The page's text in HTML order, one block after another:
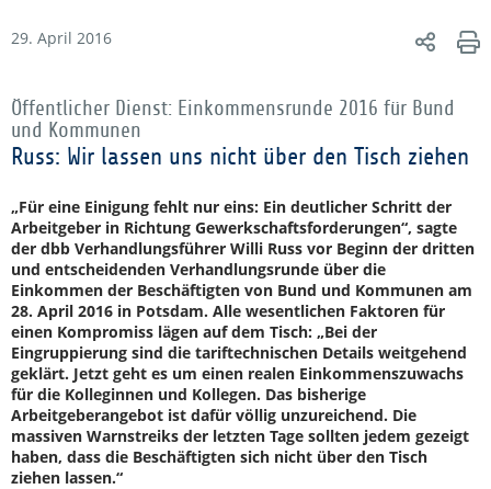
29. April 2016
Öffentlicher Dienst: Einkommensrunde 2016 für Bund
und Kommunen
Russ: Wir lassen uns nicht über den Tisch ziehen
„Für eine Einigung fehlt nur eins: Ein deutlicher Schritt der
Arbeitgeber in Richtung Gewerkschaftsforderungen“, sagte
der dbb Verhandlungsführer Willi Russ vor Beginn der dritten
und entscheidenden Verhandlungsrunde über die
Einkommen der Beschäftigten von Bund und Kommunen am
28. April 2016 in Potsdam. Alle wesentlichen Faktoren für
einen Kompromiss lägen auf dem Tisch: „Bei der
Eingruppierung sind die tariftechnischen Details weitgehend
geklärt. Jetzt geht es um einen realen Einkommenszuwachs
für die Kolleginnen und Kollegen. Das bisherige
Arbeitgeberangebot ist dafür völlig unzureichend. Die
massiven Warnstreiks der letzten Tage sollten jedem gezeigt
haben, dass die Beschäftigten sich nicht über den Tisch
ziehen lassen.“